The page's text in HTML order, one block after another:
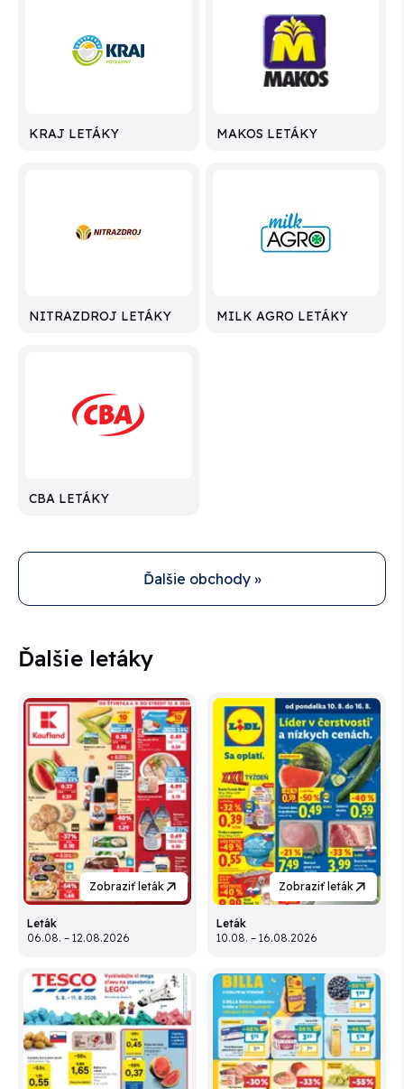
KRAJ LETÁKY MAKOS LETÁKY
NITRAZDROJ LETÁKY MILK AGRO LETÁKY
CBA LETÁKY
Ďalšie obchody »
Ďalšie letáky
Zobraziť leták
Leták
06.08. – 12.08.2026
Zobraziť leták
Leták
10.08. – 16.08.2026